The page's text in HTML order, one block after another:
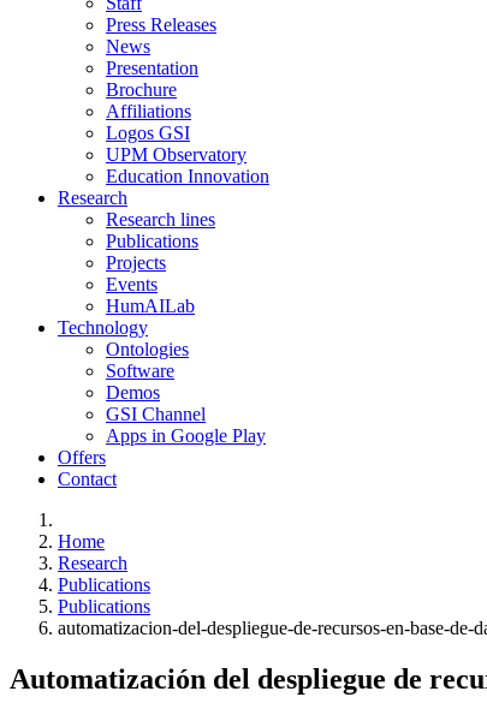
Press Releases
News
Presentation
Brochure
Affiliations
Logos GSI
UPM Observatory
Education Innovation
Research
Research lines
Publications
Projects
Events
HumAILab
Technology
Ontologies
Software
Demos
GSI Channel
Apps in Google Play
Offers
Contact
Home
Research
Publications
Publications
automatizacion-del-despliegue-de-recursos-en-base-de-
Automatización del despliegue de